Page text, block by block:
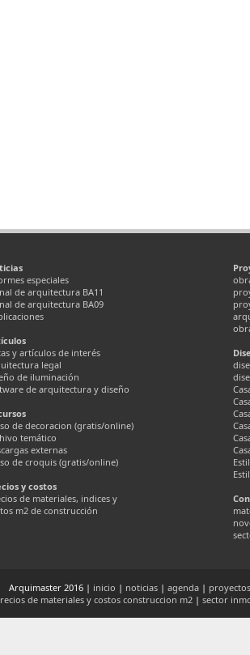
especiales
de arquitectura BA11
de arquitectura BA09
y artículos de interés
legal
de iluminación
de arquitectura y diseño
de decoracion (gratis/online)
temático
externas
de croquis (gratis/online)
y costos
de materiales, indices y
m2 de construcción
Arquimaster 2016 | inicio | noticias| agenda|
de materiales y costos construccion m2 | sector